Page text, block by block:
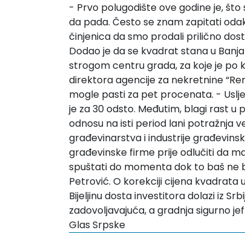
- Prvo polugodište ove godine je,
da pada. Često se znam zapitati
činjenica da smo prodali prilično
Dodao je da se kvadrat stana u
strogom centru grada, za koje je po
direktora agencije za nekretnine
mogle pasti za pet procenata. -
je za 30 odsto. Međutim, blagi rast
odnosu na isti period lani potražnja
građevinarstva i industrije
građevinske firme prije odlučiti da
spuštati do momenta dok to baš ne
Petrović. O korekciji cijena kvadrata
Bijeljinu dosta investitora dolazi iz
zadovoljavajuća, a gradnja sigurno
Glas Srpske